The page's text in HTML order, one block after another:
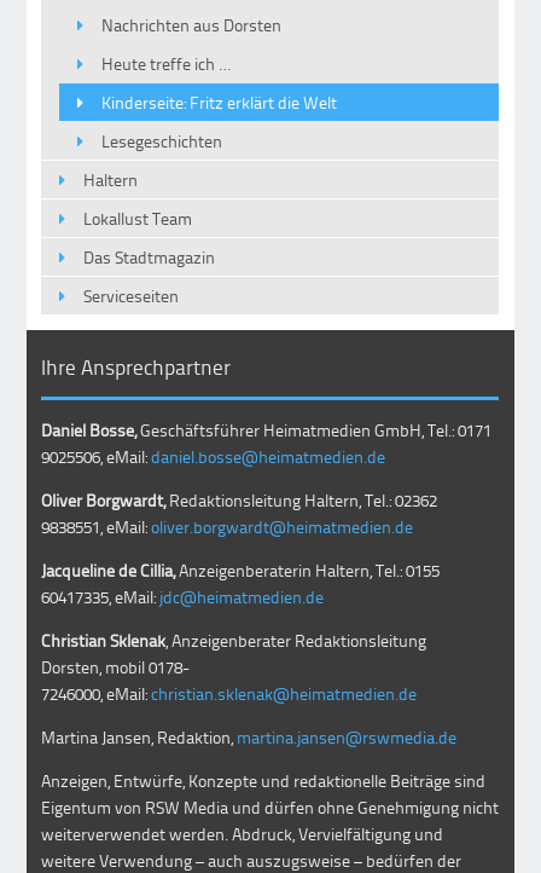
Nachrichten aus Dorsten
Heute treffe ich …
Kinderseite: Fritz erklärt die Welt
Lesegeschichten
Haltern
Lokallust Team
Das Stadtmagazin
Serviceseiten
Ihre Ansprechpartner
Daniel Bosse,Geschäftsführer Heimatmedien GmbH, Tel.: 0171
9025506, eMail:daniel.bosse@heimatmedien.de
Oliver Borgwardt,Redaktionsleitung Haltern, Tel.: 02362
9838551, eMail:oliver.borgwardt@heimatmedien.de
Jacqueline de Cillia,Anzeigenberaterin Haltern, Tel.: 0155
60417335, eMail: jdc@heimatmedien.de
Christian Sklenak, Anzeigenberater Redaktionsleitung
Dorsten, mobil0178-
7246000, eMail:christian.sklenak@heimatmedien.de
Martina Jansen, Redaktion, martina.jansen@rswmedia.de
Anzeigen, Entwürfe, Konzepte und redaktionelle Beiträge sind
Eigentum von RSW Media und dürfen ohne Genehmigung nicht
weiterverwendet werden. Abdruck, Vervielfältigung und
weitere Verwendung – auch auszugsweise – bedürfen der